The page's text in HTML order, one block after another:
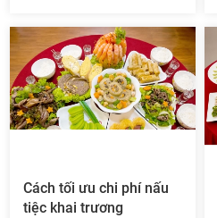
Cách tối ưu chi phí nấu
tiệc khai trương